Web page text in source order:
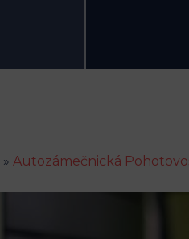
» Autozámečnická